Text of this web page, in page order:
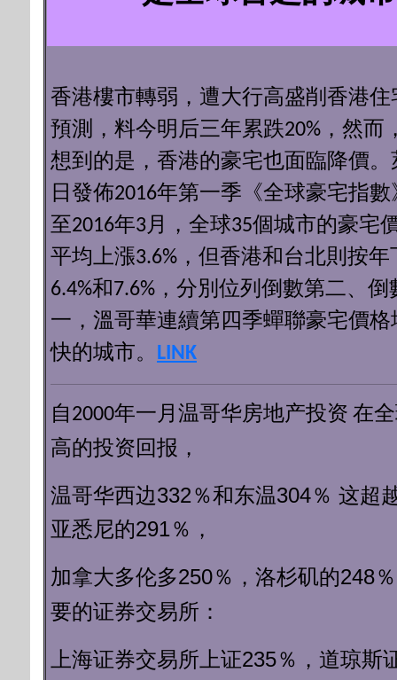
香港樓市轉弱，遭大行高盛削香港住
預測，料今明后三年累跌20%，然而
想到的是，香港的豪宅也面臨降價。
日發佈2016年第一季《全球豪宅指
至2016年3月，全球35個城市的豪宅
平均上漲3.6%，但香港和台北則按年
6.4%和7.6%，分別位列倒數第二、倒
一，溫哥華連續第四季蟬聯豪宅價格
快的城市。 LINK
自2000年一月 温哥华房地产投资 在
高的投资回报，
温哥华西边332％和东温304％ 这超
亚悉尼的291％，
加拿大多伦多250％，洛杉矶的248
要的证券交易所：
上海证券交易所上证235％， 道琼斯